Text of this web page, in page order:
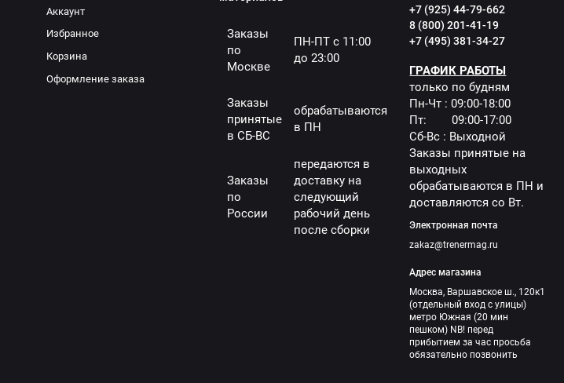
Аккаунт
Избранное
Корзина
Оформление заказа
Заказы
по
Москве
ПН-ПТ с 11:00
до 23:00
Заказы
принятые
в СБ-ВС
обрабатываются
в ПН
Заказы
по
России
передаются в
доставку на
следующий
рабочий день
после сборки
+7 (925) 44-79-662
8 (800) 201-41-19
+7 (495) 381-34-27
ГРАФИК РАБОТЫ
только по будням
Пн-Чт : 09:00-18:00
Пт: 09:00-17:00
Сб-Вс : Выходной
Заказы принятые на
выходных
обрабатываются в ПН и
доставляются со Вт.
Электронная почта
zakaz@trenermag.ru
Адрес магазина
Москва, Варшавское ш., 120к1
(отдельный вход с улицы)
метро Южная (20 мин
пешком) NB! перед
прибытием за час просьба
обязательно позвонить